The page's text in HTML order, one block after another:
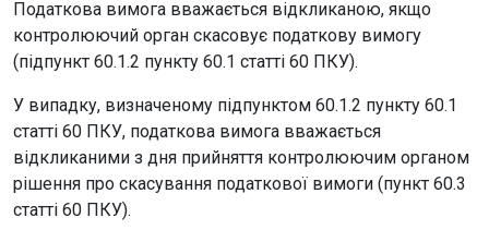
Податкова вимога вважається відкликаною, якщо
контролюючий орган скасовує податкову вимогу
(підпункт 60.1.2 пункту 60.1 статті 60 ПКУ).
У випадку, визначеному підпунктом 60.1.2 пункту 60.1
статті 60 ПКУ, податкова вимога вважається
відкликаними з дня прийняття контролюючим органом
рішення про скасування податкової вимоги (пункт 60.3
статті 60 ПКУ).